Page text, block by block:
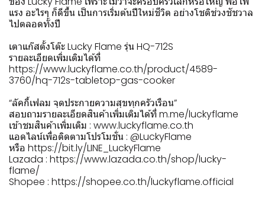
แรง อะไรๆ ก็ดีขึ้น เป็นการเริ่มต้นปีใหม่ชีวิต อย่างโชติช่วงชัชวาล
ไปตลอดทั้งปี
เตาแก๊สตั้งโต๊ะ Lucky Flame รุ่น HQ-712S
รายละเอียดเพิ่มเติมได้ที่
https://www.luckyflame.co.th/product/4589-
3760/hq-712s-tabletop-gas-cooker
“ลัคกี้เฟลม จุดประกายความสุขทุกครัวเรือน”
สอบถามรายละเอียดสินค้าเพิ่มเติมได้ที่m.me/luckyflame
เข้าชมสินค้าเพิ่มเติม : www.luckyflame.co.th
แอดไลน์เพื่อติดตามโปรโมชั่น : @LuckyFlame
หรือ https://bit.ly/LINE_LuckyFlame
Lazada : https://www.lazada.co.th/shop/lucky-
flame/
Shopee : https://shopee.co.th/luckyflame.official